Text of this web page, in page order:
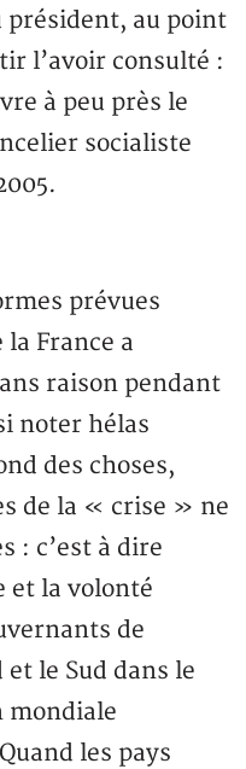
au point
l’avoir consulté :
à peu près le
socialiste
prévues
France a
raison pendant
noter hélas
des choses,
de la « crise » ne
: c’est à dire
et la volonté
de
le Sud dans le
mondiale
les pays